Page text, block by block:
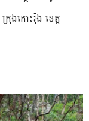
ងកោះរ៉ុង ខេត្ត